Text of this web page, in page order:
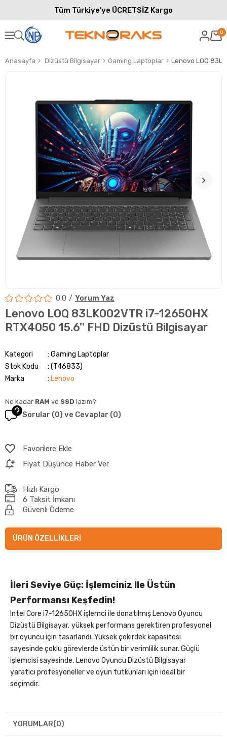
Tüm Türkiye'ye ÜCRETSİZ Kargo
0
Anasayfa Dizüstü Bilgisayar Gaming Laptoplar
0.0 Yorum Yaz
Lenovo LOQ 83LK002VTR i7-12650HX
RTX4050 15.6'' FHD Dizüstü Bilgisayar
Kategori
Gaming Laptoplar
Stok Kodu
(T46833)
Marka
: Lenovo
Ne kadar RAM ve SSD lazım?
Sorular (0) ve Cevaplar (0)
Favorilere Ekle
Fiyat Düşünce Haber Ver
Hızlı Kargo
6 Taksit İmkanı
Güvenli Ödeme
ÜRÜN ÖZELLIKLERI
İleri Seviye Güç: İşlemciniz Ile Üstün
Performansı Keşfedin!
Intel Core i7-12650HX işlemci ile donatılmış Lenovo Oyuncu
Dizüstü Bilgisayar, yüksek performans gerektiren profesyonel
bir oyuncu için tasarlandı. Yüksek çekirdek kapasitesi
sayesinde çoklu görevlerde üstün bir verimlilik sunar. Güçlü
işlemcisi sayesinde, Lenovo Oyuncu Dizüstü Bilgisayar
yaratıcı profesyoneller ve oyun tutkunları için ideal bir
seçimdir.
YORUMLAR(0)